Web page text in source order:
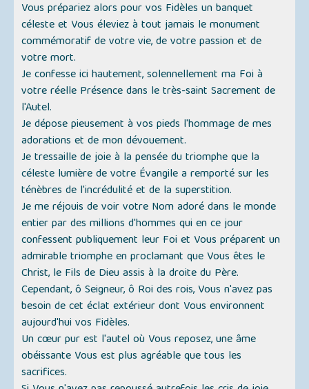
Vous prépariez alors pour vos Fidèles un banquet
céleste et Vous éleviez à tout jamais le monument
commémoratif de votre vie, de votre passion et de
votre mort.
Je confesse ici hautement, solennellement ma Foi à
votre réelle Présence dans le très-saint Sacrement de
l'Autel.
Je dépose pieusement à vos pieds l'hommage de mes
adorations et de mon dévouement.
Je tressaille de joie à la pensée du triomphe que la
céleste lumière de votre Évangile a remporté sur les
ténèbres de l'incrédulité et de la superstition.
Je me réjouis de voir votre Nom adoré dans le monde
entier par des millions d'hommes qui en ce jour
confessent publiquement leur Foi et Vous préparent un
admirable triomphe en proclamant que Vous êtes le
Christ, le Fils de Dieu assis à la droite du Père.
Cependant, ô Seigneur, ô Roi des rois, Vous n'avez pas
besoin de cet éclat extérieur dont Vous environnent
aujourd'hui vos Fidèles.
Un cœur pur est l'autel où Vous reposez, une âme
obéissante Vous est plus agréable que tous les
sacrifices.